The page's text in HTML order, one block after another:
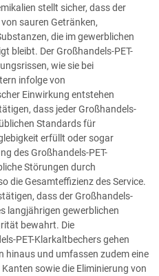
stellt sicher, dass der
sauren Getränken,
die im gewerblichen
bleibt. Der Großhandels-PET-
wie sie bei
infolge von
Einwirkung entstehen
dass jeder Großhandels-
Standards für
erfüllt oder sogar
des Großhandels-PET-
Störungen durch
die Gesamteffizienz des Service.
dass der Großhandels-
langjährigen gewerblichen
bewahrt. Die
PET-Klarkaltbechers gehen
hinaus und umfassen zudem eine
sowie die Eliminierung von